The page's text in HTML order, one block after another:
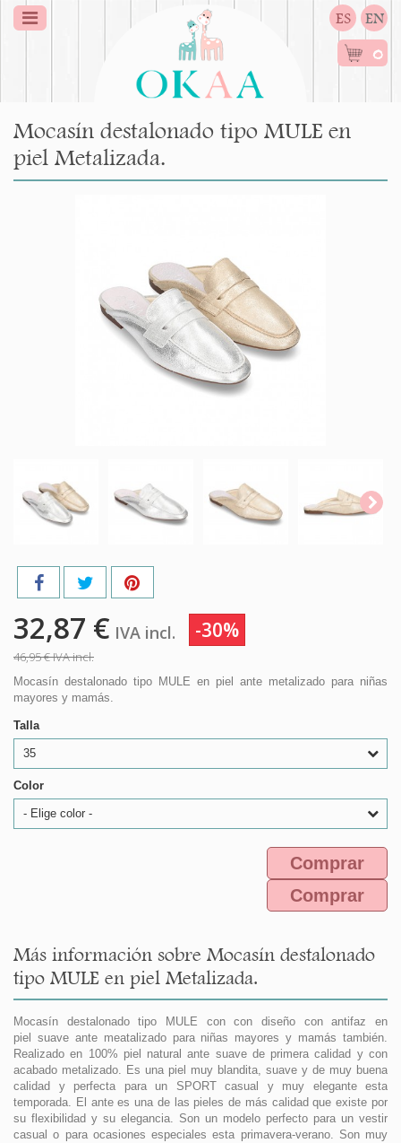
ES EN
0
Mocasín destalonado tipo MULE en
piel Metalizada.
32,87 € IVA incl. -30%
46,95 €IVA incl.
Mocasín destalonado tipo MULE en piel ante metalizado para niñas
mayores y mamás.
Talla
35
Color
- Elige color -
Comprar
Comprar
Más información sobre Mocasín destalonado
tipo MULE en piel Metalizada.
Mocasín destalonado tipo MULE con con diseño con antifaz en
piel suave ante meatalizado para niñas mayores y mamás también.
Realizado en 100% piel natural ante suave de primera calidad y con
acabado metalizado. Es una piel muy blandita, suave y de muy buena
calidad y perfecta para un SPORT casual y muy elegante esta
temporada. El ante es una de las pieles de más calidad que existe por
su flexibilidad y su elegancia. Son un modelo perfecto para un vestir
casual o para ocasiones especiales esta primavera-verano. Son muy